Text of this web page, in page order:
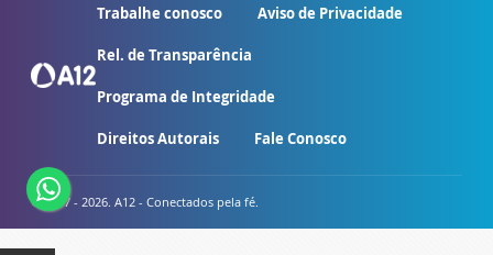
Trabalhe conosco Aviso de Privacidade
Rel. de Transparência
Programa de Integridade
Direitos Autorais Fale Conosco
© 2007 - 2026. A12 - Conectados pela fé.